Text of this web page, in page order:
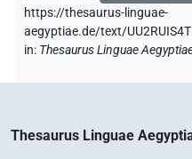
https://thesaurus-linguae-
aegyptiae.de/text/
in: Thesaurus Linguae
Thesaurus Linguae